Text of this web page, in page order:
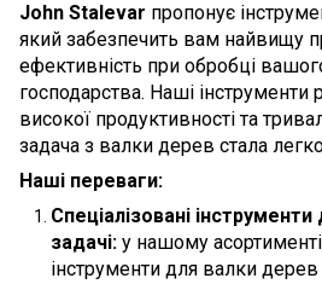
John Stalevar пропонує
який забезпечить вам найвищу
ефективність при обробці
господарства. Наші інструменти
високої продуктивності та
задача з валки дерев стала
Наші переваги:
Спеціалізовані
задачі: у нашому
інструменти для валки дерев